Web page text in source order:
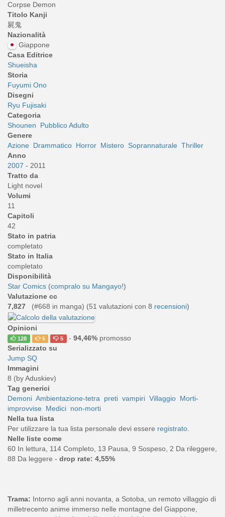
Corpse Demon
Titolo Kanji
屍鬼
Nazionalità
Giappone
Casa Editrice
Shueisha
Storia
Fuyumi Ono
Disegni
Ryu Fujisaki
Categoria
Shounen
Pubblico Adulto
Genere
Azione Drammatico Horror Mistero Soprannaturale Thriller
Anno
2007 - 2011
Tratto da
Light novel
Volumi
11
Capitoli
42
Stato in patria
completato
Stato in Italia
completato
Disponibilità
Star Comics (compralo su Mangayo!)
Valutazione cc
7,827
(#668 in manga) (51 valutazioni con 8 recensioni)
Opinioni
128 5 5 - 94,46%promosso
Serializzato su
Jump SQ
Immagini
8 (by Aduskiev)
Tag generici
Demoni Ambientazione-tetra preti vampiri Villaggio Morti-
improvvise Medici non-morti
Nella tua lista
Per utilizzare la tua lista personale devi essere registrato
Nelle liste come
60 In lettura, 114 Completo, 13 Pausa, 9 Sospeso, 2 Da rileggere,
88 Da leggere - drop rate: 4,55%
Trama: Intorno agli anni novanta, a Sotoba, un remoto villaggio di
milletrecento anime immerso nelle montagne del Giappone,